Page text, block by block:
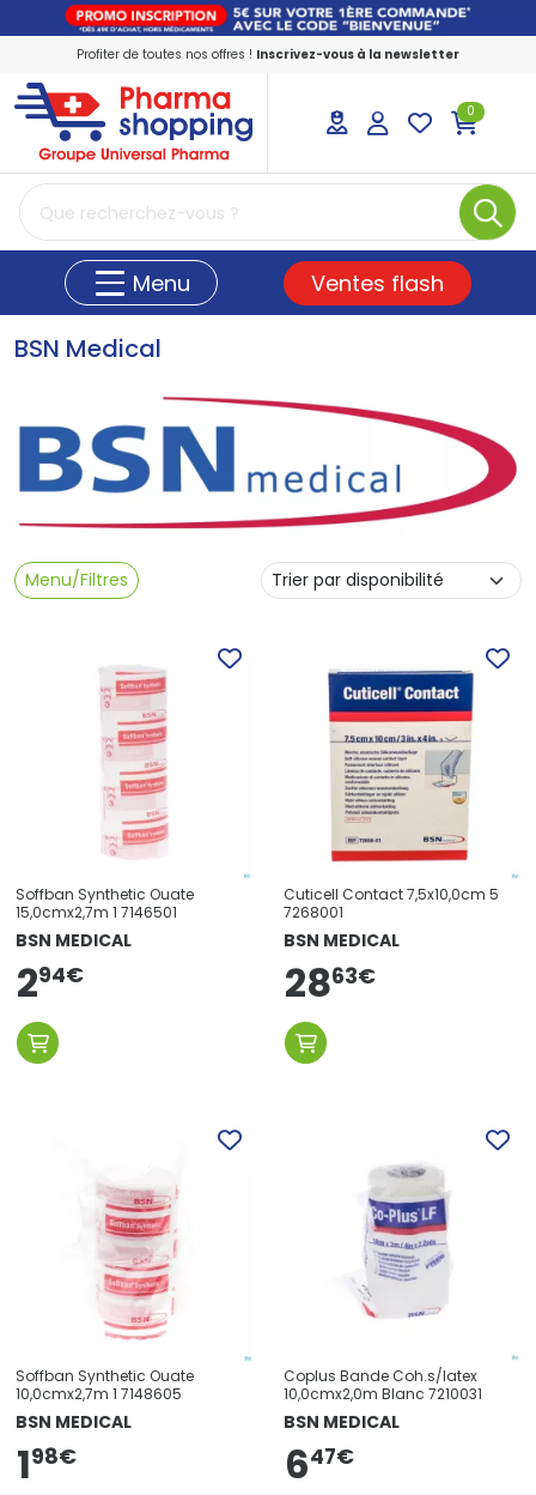
Profiter de toutes nos offres ! Inscrivez-vous à la newsletter
PharmaShopping Votre pharmacie en
0
Menu Ventes flash
BSN Medical
Menu/Filtres
Soffban Synthetic Ouate
15,0cmx2,7m 1 7146501
BSN MEDICAL
294€
Cuticell Contact 7,5x10,0cm 5
7268001
BSN MEDICAL
2863€
Soffban Synthetic Ouate
10,0cmx2,7m 1 7148605
BSN MEDICAL
198€
Coplus Bande Coh.s/latex
10,0cmx2,0m Blanc 7210031
BSN MEDICAL
647€